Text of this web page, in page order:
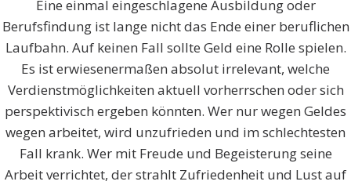
Eine einmal eingeschlagene Ausbildung oder
Berufsfindung ist lange nicht das Ende einer beruflichen
Laufbahn. Auf keinen Fall sollte Geld eine Rolle spielen.
Es ist erwiesenermaßen absolut irrelevant, welche
Verdienstmöglichkeiten aktuell vorherrschen oder sich
perspektivisch ergeben könnten. Wer nur wegen Geldes
wegen arbeitet, wird unzufrieden und im schlechtesten
Fall krank. Wer mit Freude und Begeisterung seine
Arbeit verrichtet, der strahlt Zufriedenheit und Lust auf